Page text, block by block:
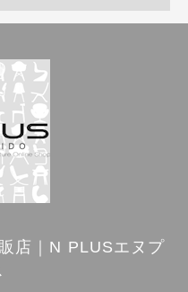
店｜N PLUSエヌプ